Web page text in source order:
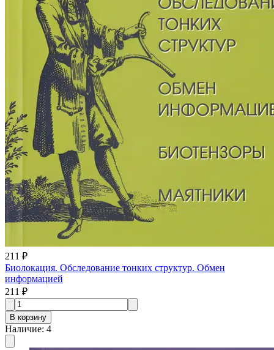
211 ₽
Биолокация. Обследование тонких структур. Обмен
информацией
211 ₽
В корзину
Наличие: 4